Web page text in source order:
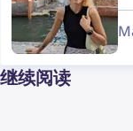
继续阅读